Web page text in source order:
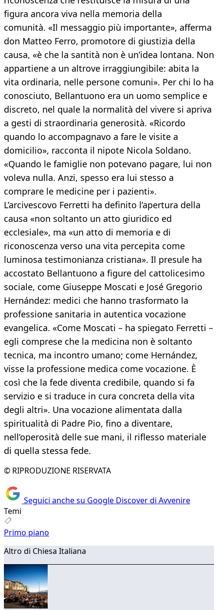
figura ancora viva nella memoria della
comunità. «Il messaggio più importante», afferma
don Matteo Ferro, promotore di giustizia della
causa, «è che la santità non è un’idea lontana. Non
appartiene a un altrove irraggiungibile: abita la
vita ordinaria, nelle persone comuni». Per chi lo ha
conosciuto, Bellantuono era un uomo semplice e
discreto, nel quale la normalità del vivere si apriva
a gesti di straordinaria generosità. «Ricordo
quando lo accompagnavo a fare le visite a
domicilio», racconta il nipote Nicola Soldano.
«Quando le famiglie non potevano pagare, lui non
voleva nulla. Anzi, spesso era lui stesso a
comprare le medicine per i pazienti».
L’arcivescovo Ferretti ha definito l’apertura della
causa «non soltanto un atto giuridico ed
ecclesiale», ma «un atto di memoria e di
riconoscenza verso una vita percepita come
luminosa testimonianza cristiana». Il presule ha
accostato Bellantuono a figure del cattolicesimo
sociale, come Giuseppe Moscati e José Gregorio
Hernández: medici che hanno trasformato la
professione sanitaria in autentica vocazione
evangelica. «Come Moscati – ha spiegato Ferretti –
egli comprese che la medicina non è soltanto
tecnica, ma incontro umano; come Hernández,
visse la professione medica come vocazione. È
così che la fede diventa credibile, quando si fa
servizio e si traduce in cura concreta della vita
degli altri». Una vocazione alimentata dalla
spiritualità di Padre Pio, fino a diventare,
nell’operosità delle sue mani, il riflesso materiale
di quella stessa fede.
© RIPRODUZIONE RISERVATA
Seguici anche su Google Discover di Avvenire
Temi
Primo piano
Altro di Chiesa Italiana